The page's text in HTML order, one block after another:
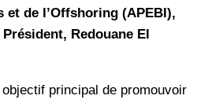
et de l’Offshoring (APEBI),
Redouane El
principal de promouvoir